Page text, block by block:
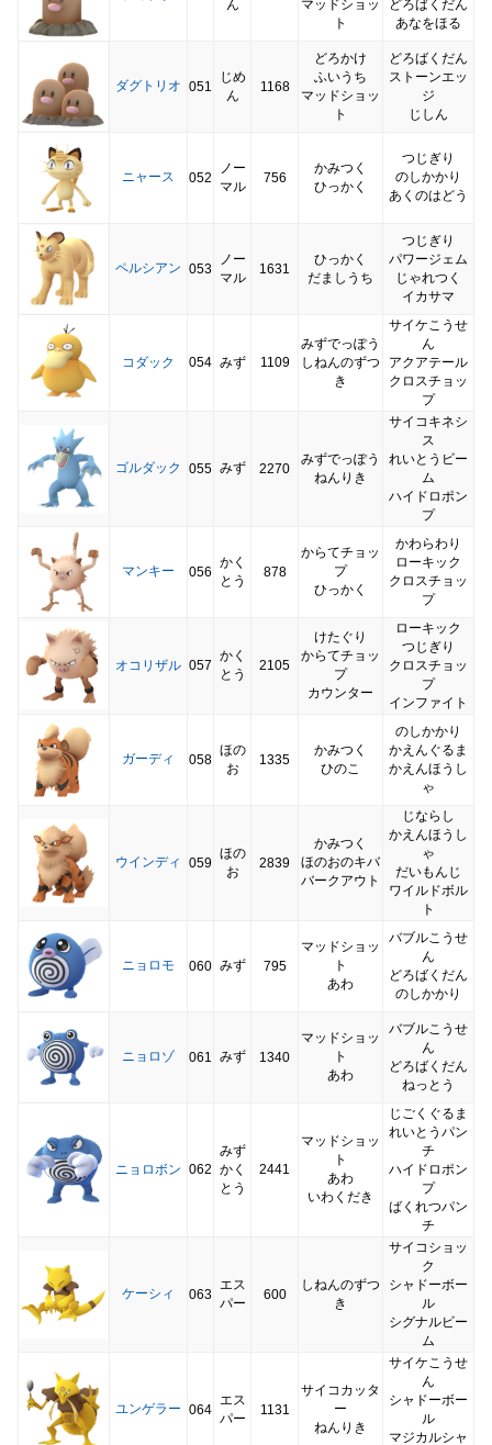
ん
マッドショッ
ト
どろばくだん
あなをほる
ダグトリオ 051
じめ
ん
1168
どろかけ
ふいうち
マッドショッ
ト
どろばくだん
ストーンエッ
ジ
じしん
ニャース 052
ノー
マル
756
かみつく
ひっかく
つじぎり
のしかかり
あくのはどう
ペルシアン 053
ノー
マル
1631
ひっかく
だましうち
つじぎり
パワージェム
じゃれつく
イカサマ
コダック 054 みず 1109
みずでっぽう
しねんのずつ
き
サイケこうせ
ん
アクアテール
クロスチョッ
プ
ゴルダック 055 みず 2270
みずでっぽう
ねんりき
サイコキネシ
ス
れいとうビー
ム
ハイドロポン
プ
マンキー 056
かく
とう
878
からてチョッ
プ
ひっかく
かわらわり
ローキック
クロスチョッ
プ
オコリザル 057
かく
とう
2105
けたぐり
からてチョッ
プ
カウンター
ローキック
つじぎり
クロスチョッ
プ
インファイト
ガーディ 058
ほの
お
1335
かみつく
ひのこ
のしかかり
かえんぐるま
かえんほうし
ゃ
ウインディ 059
ほの
お
2839
かみつく
ほのおのキバ
バークアウト
じならし
かえんほうし
ゃ
だいもんじ
ワイルドボル
ト
ニョロモ 060 みず 795
マッドショッ
ト
あわ
バブルこうせ
ん
どろばくだん
のしかかり
ニョロゾ 061 みず 1340
マッドショッ
ト
あわ
バブルこうせ
ん
どろばくだん
ねっとう
ニョロボン 062
みず
かく
とう
2441
マッドショッ
ト
あわ
いわくだき
じごくぐるま
れいとうパン
チ
ハイドロポン
プ
ばくれつパン
チ
ケーシィ 063
エス
パー
600
しねんのずつ
き
サイコショッ
ク
シャドーボー
ル
シグナルビー
ム
ユンゲラー 064
エス
パー
1131
サイコカッタ
ー
ねんりき
サイケこうせ
ん
シャドーボー
ル
マジカルシャ